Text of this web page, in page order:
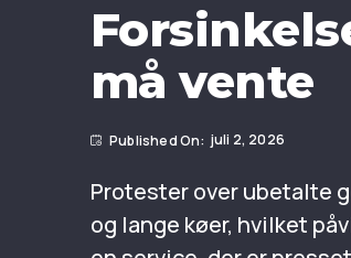
må vente
juli 2, 2026
Protester over ubetalte
og lange køer, hvilket